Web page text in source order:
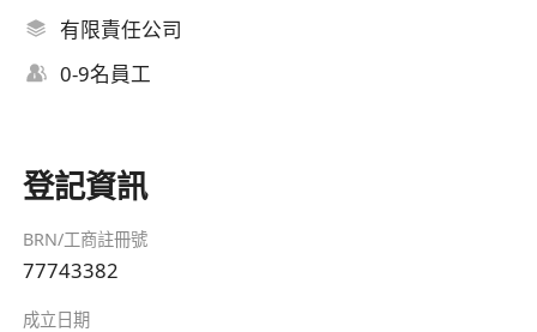
有限責任公司
0-9名員工
登記資訊
BRN/工商註冊號
77743382
成立日期